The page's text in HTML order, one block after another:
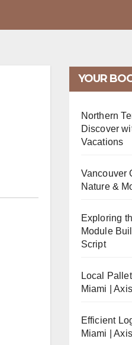
YOUR
Northern
Discover
Vacations
Vancouver
Nature &
Exploring
Module
Script
Local
Miami |
Efficient
Miami |